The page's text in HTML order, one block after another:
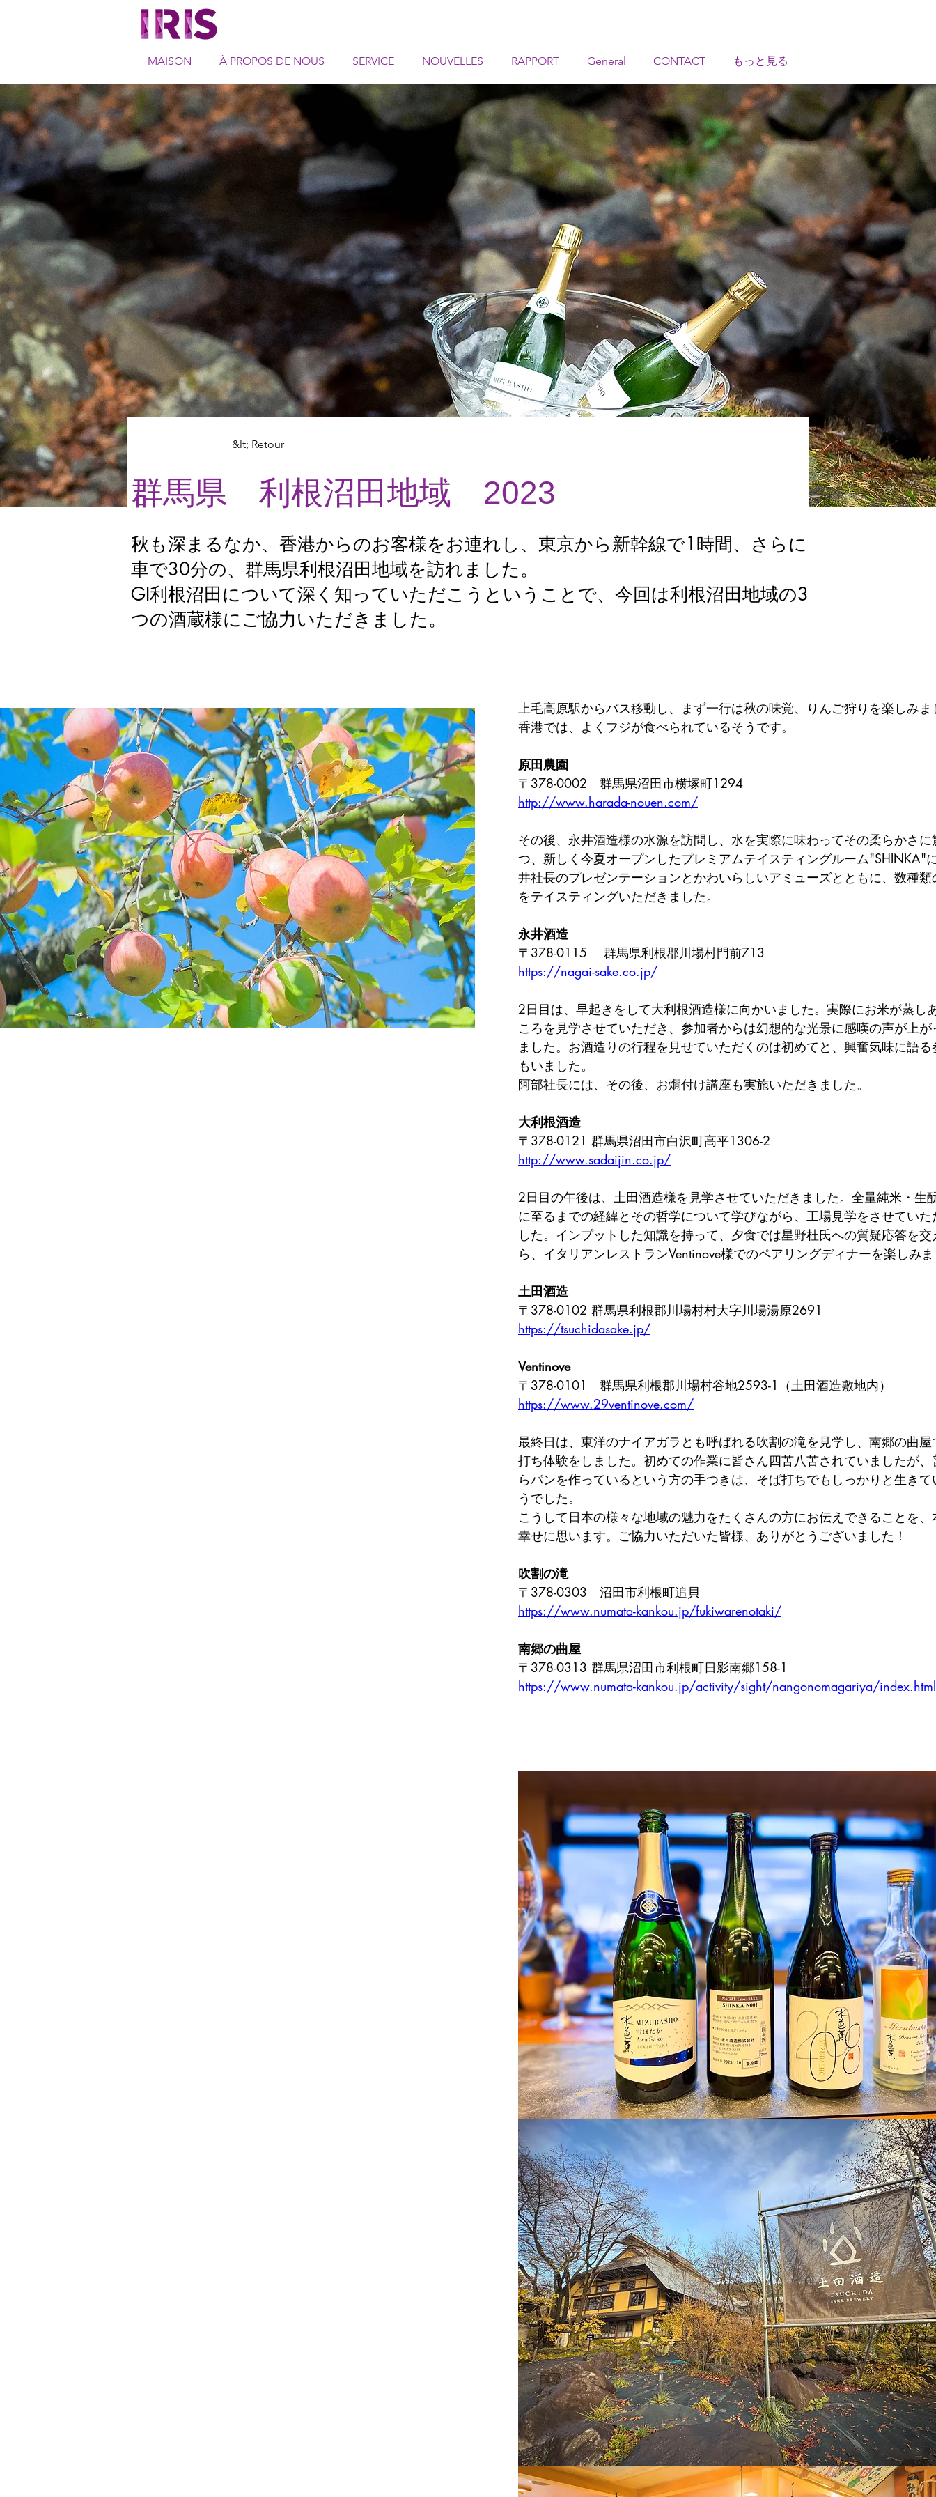
MAISON À PROPOS DE NOUS SERVICE NOUVELLES RAPPORT General CONTACT もっと見る
&lt; Retour
群馬県 利根沼田地域 2023
秋も深まるなか、香港からのお客様をお連れし、東京から新幹線で1時間、さらに
車で30分の、群馬県利根沼田地域を訪れました。
GI利根沼田について深く知っていただこうということで、今回は利根沼田地域の3
つの酒蔵様にご協力いただきました。
上毛高原駅からバス移動し、まず一行は秋の味覚、りんご狩りを楽しみま
香港では、よくフジが食べられているそうです。
原田農園
〒378-0002　群馬県沼田市横塚町1294
http://www.harada-nouen.com/
その後、永井酒造様の水源を訪問し、水を実際に味わってその柔らかさに
つ、新しく今夏オープンしたプレミアムテイスティングルーム"SHINKA"
井社長のプレゼンテーションとかわいらしいアミューズとともに、数種類
をテイスティングいただきました。
永井酒造
〒378-0115 　群馬県利根郡川場村門前713
https://nagai-sake.co.jp/
2日目は、早起きをして大利根酒造様に向かいました。実際にお米が蒸し
ころを見学させていただき、参加者からは幻想的な光景に感嘆の声が上が
ました。お酒造りの行程を見せていただくのは初めてと、興奮気味に語る
もいました。
阿部社長には、その後、お燗付け講座も実施いただきました。
大利根酒造
〒378-0121 群馬県沼田市白沢町高平1306-2
http://www.sadaijin.co.jp/
2日目の午後は、土田酒造様を見学させていただきました。全量純米・生
に至るまでの経緯とその哲学について学びながら、工場見学をさせていた
した。インプットした知識を持って、夕食では星野杜氏への質疑応答を交
ら、イタリアンレストランVentinove様でのペアリングディナーを楽しみ
土田酒造
〒378-0102 群馬県利根郡川場村村大字川場湯原2691
https://tsuchidasake.jp/
Ventinove
〒378-0101　群馬県利根郡川場村谷地2593-1（土田酒造敷地内）
https://www.29ventinove.com/
最終日は、東洋のナイアガラとも呼ばれる吹割の滝を見学し、南郷の曲屋
打ち体験をしました。初めての作業に皆さん四苦八苦されていましたが、
らパンを作っているという方の手つきは、そば打ちでもしっかりと生きて
うでした。
こうして日本の様々な地域の魅力をたくさんの方にお伝えできることを、
幸せに思います。ご協力いただいた皆様、ありがとうございました！
吹割の滝
〒378-0303　沼田市利根町追貝
https://www.numata-kankou.jp/fukiwarenotaki/
南郷の曲屋
〒378-0313 群馬県沼田市利根町日影南郷158-1
https://www.numata-kankou.jp/activity/sight/nangonomagariya/index.html